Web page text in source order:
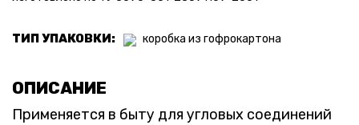
ТИП УПАКОВКИ: коробка из гофрокартона
ОПИСАНИЕ
Применяется в быту для угловых соединений